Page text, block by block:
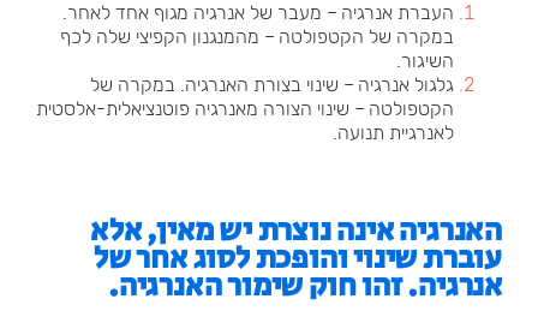
העברת אנרגיה – מעבר של אנרגיה מגוף אחד לאחר.
במקרה של הקטפולטה – מהמנגנון הקפיצי שלה לכף
השיגור.
גלגול אנרגיה – שינוי בצורת האנרגיה. במקרה של
הקטפולטה – שינוי הצורה מאנרגיה פוטנציאלית-אלסטית
לאנרגיית תנועה.
האנרגיה אינה נוצרת יש מאין, אלא
עוברת שינוי והופכת לסוג אחר של
אנרגיה. זהו חוק שימור האנרגיה.